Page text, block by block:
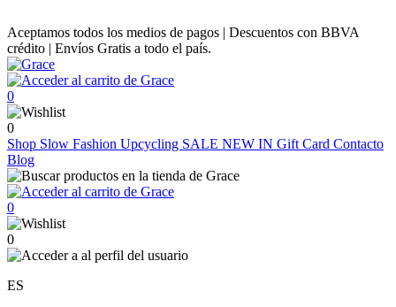
Aceptamos todos los medios de pagos | Descuentos con BBVA
crédito | Envíos Gratis a todo el país.
0
0
Shop Slow Fashion Upcycling SALE NEW IN Gift Card Contacto
Blog
0
0
ES